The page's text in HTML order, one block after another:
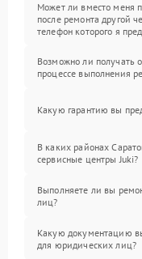
Может ли вместо меня
после ремонта другой
телефон которого я
Возможно ли получать
процессе выполнения
Какую гарантию вы
В каких районах
сервисные центры Juki?
Выполняете ли вы
лиц?
Какую документацию
для юридических лиц?